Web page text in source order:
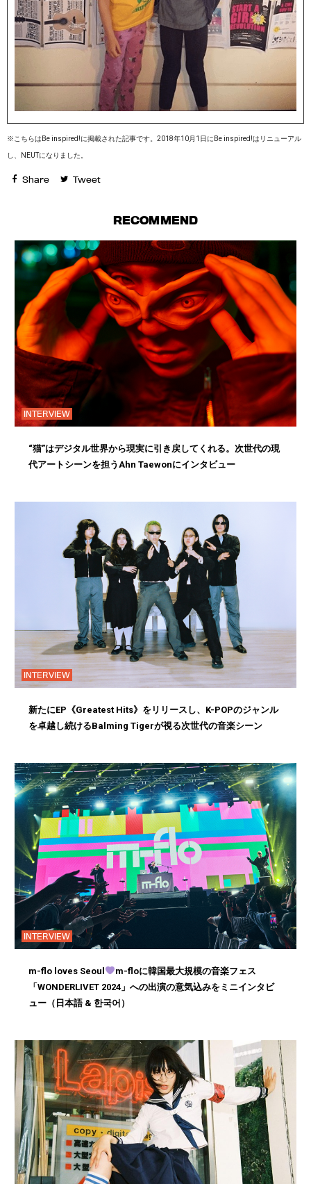
※こちらはBe inspired!に掲載された記事です。2018年10月1日にBe inspired!はリニューアル
し、NEUTになりました。
Share Tweet
RECOMMEND
INTERVIEW
“猫”はデジタル世界から現実に引き戻してくれる。次世代の現
代アートシーンを担うAhn Taewonにインタビュー
INTERVIEW
新たにEP《Greatest Hits》をリリースし、K-POPのジャンル
を卓越し続けるBalming Tigerが視る次世代の音楽シーン
INTERVIEW
m-flo loves Seoul
m-floに韓国最大規模の音楽フェス
「WONDERLIVET 2024」への出演の意気込みをミニインタビ
ュー（日本語 & 한국어）